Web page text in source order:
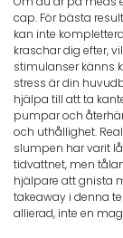
cap. För bästa
kan inte
kraschar dig efter,
stimulanser känns
stress är din
hjälpa till att ta
pumpar och
och uthållighet.
slumpen har varit
tidvattnet, men
hjälpare att gnista
takeaway i denna
allierad, inte en